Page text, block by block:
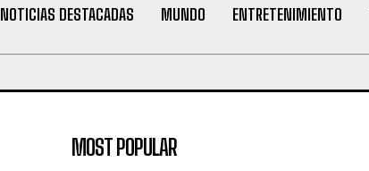
NOTICIAS DESTACADAS MUNDO ENTRETENIMIENTO
MOST POPULAR